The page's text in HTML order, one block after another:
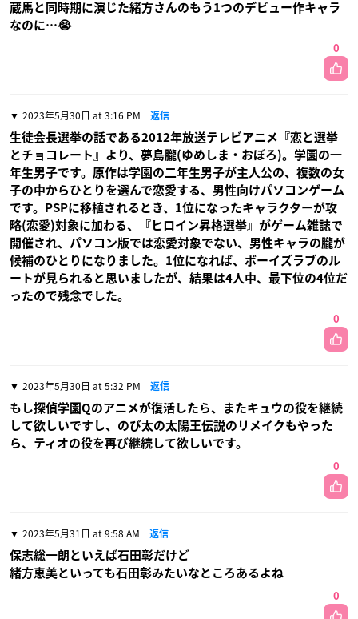
蔵馬と同時期に演じた緒方さんのもう1つのデビュー作キャラ
なのに…😭
0
2023年5月30日 at 3:16 PM 返信
生徒会長選挙の話である2012年放送テレビアニメ『恋と選挙
とチョコレート』より、夢島朧(ゆめしま・おぼろ)。学園の一
年生男子です。原作は学園の二年生男子が主人公の、複数の女
子の中からひとりを選んで恋愛する、男性向けパソコンゲーム
です。PSPに移植されるとき、1位になったキャラクターが攻
略(恋愛)対象に加わる、『ヒロイン昇格選挙』がゲーム雑誌で
開催され、パソコン版では恋愛対象でない、男性キャラの朧が
候補のひとりになりました。1位になれば、ボーイズラブのル
ートが見られると思いましたが、結果は4人中、最下位の4位だ
ったので残念でした。
0
2023年5月30日 at 5:32 PM 返信
もし探偵学園Qのアニメが復活したら、またキュウの役を継続
して欲しいですし、のび太の太陽王伝説のリメイクもやった
ら、ティオの役を再び継続して欲しいです。
0
2023年5月31日 at 9:58 AM 返信
保志総一朗といえば石田彰だけど
緒方恵美といっても石田彰みたいなところあるよね
0